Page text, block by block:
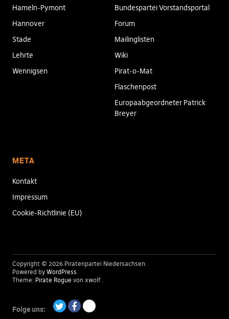
Hameln-Pymont
Hannover
Stade
Lehrte
Wennigsen
Bundespartei Vorstandsportal
Forum
Mailinglisten
Wiki
Pirat-o-Mat
Flaschenpost
Europaabgeordneter Patrick
Breyer
META
Kontakt
Impressum
Cookie-Richtlinie (EU)
Copyright © 2026 Piratenpartei Niedersachsen
Powered by WordPress
Theme: Pirate Rogue von xwolf
Folge uns: